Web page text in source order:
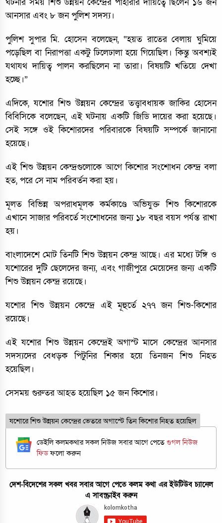
আনসার এবং ৮ জন পুলিশ সদস্য।
পুলিশ সুপার মি. হোসেন বলেছেন, “হয়ত রাতের বেলায় ঘুমিয়ে
পড়েছিল বা নিরাপত্তা একটু ঢিলেঢালা হয়ে গিয়েছিল। কিন্তু অবশ্যই
যথাযথ দায়িত্ব পালন করছিলেন না তারা। বিষয়টি খতিয়ে দেখা
হচ্ছে।”
এদিকে, যশোর শিশু উন্নয়ন কেন্দ্রের তত্ত্বাবধায়ক জাকির হোসেন
বিবিসিকে বলেছেন, এই ঘটনায় একটি জিডি দায়ের করা হয়েছে।
সেই সঙ্গে ওই কিশোরদের পরিবারকে বিষয়টি সম্পর্কে জানানো
হয়েছে।
এই শিশু উন্নয়ন কেন্দ্রগুলোকে আগে কিশোর সংশোধন কেন্দ্র বলা
হত, পরে সে নাম পরিবর্তন করা হয়।
মূলত বিভিন্ন অপরাধমূলক কর্মকাণ্ডে অভিযুক্ত শিশু কিশোরকে
এখানে সাজার পরিবর্তে সংশোধনের জন্য ১৮ বছর বয়স পর্যন্ত রাখা
হয়।
বাংলাদেশে মোট তিনটি শিশু উন্নয়ন কেন্দ্র আছে। এর মধ্যে টঙ্গি ও
যশোরের দুটি ছেলেদের জন্য, এবং গাজীপুরে মেয়েদের জন্য একটি
শিশু উন্নয়ন কেন্দ্র রয়েছে।
যশোর শিশু উন্নয়ন কেন্দ্রে এই মূহুর্তে ২৭৭ জন শিশু-কিশোর
রয়েছে।
এই যশোর শিশু উন্নয়ন কেন্দ্রেই অগাস্ট মাসে কেন্দ্রের আনসার
সদস্যদের বেধড়ক পিটুনির শিকার হয়ে তিনজন শিশু নিহত
হয়েছিল।
সেসময় গুরুতর আহত হয়েছিল ১৫ জন কিশোর।
যশোরে শিশু উন্নয়ন কেন্দ্রের ভেতরে অগাস্টে তিন কিশোর নিহত হয়েছিল
ডেইলি কলমকথার সকল নিউজ সবার আগে পেতেগুগল নিউজ
ফিডফলো করুন
দেশ-বিদেশের সকল খবর সবার আগে পেতে কলম কথা এর ইউটিউব চ্যানেল
এ সাবস্ক্রাইব করুন